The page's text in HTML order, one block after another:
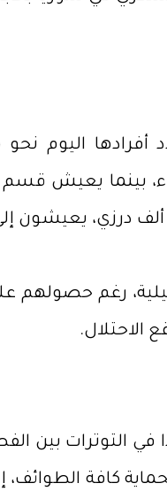
أفرادها اليوم
بينما يعيش
رغم حصولهم
الاحتلال.
التوترات بين
كافة الطوائف،